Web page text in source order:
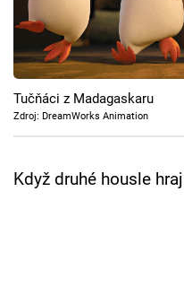
Pořady
TV Program
Přihlášení
Tučňáci z Madagaskaru
Zdroj: DreamWorks Animation
Když druhé housle